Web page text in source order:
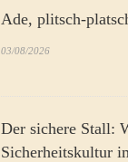
Ade, plitsch-
03/08/2026
Der sichere Stall:
Sicherheitskultur